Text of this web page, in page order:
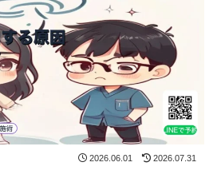
2026.06.01 2026.07.31